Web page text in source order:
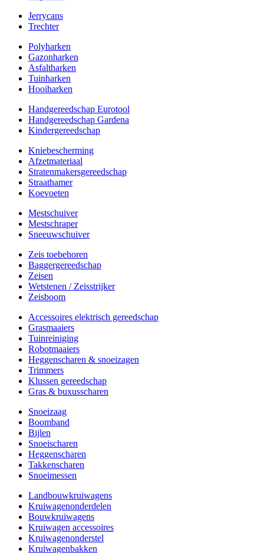
Jerrycans
Trechter
Polyharken
Gazonharken
Asfaltharken
Tuinharken
Hooiharken
Handgereedschap Eurotool
Handgereedschap Gardena
Kindergereedschap
Kniebescherming
Afzetmateriaal
Stratenmakersgereedschap
Straathamer
Koevoeten
Mestschuiver
Mestschraper
Sneeuwschuiver
Zeis toebehoren
Baggergereedschap
Zeisen
Wetstenen / Zeisstrijker
Zeisboom
Accessoires elektrisch gereedschap
Grasmaaiers
Tuinreiniging
Robotmaaiers
Heggenscharen & snoeizagen
Trimmers
Klussen gereedschap
Gras & buxusscharen
Snoeizaag
Boomband
Bijlen
Snoeischaren
Heggenscharen
Takkenscharen
Snoeimessen
Landbouwkruiwagens
Kruiwagenonderdelen
Bouwkruiwagens
Kruiwagen accessoires
Kruiwagenonderstel
Kruiwagenbakken